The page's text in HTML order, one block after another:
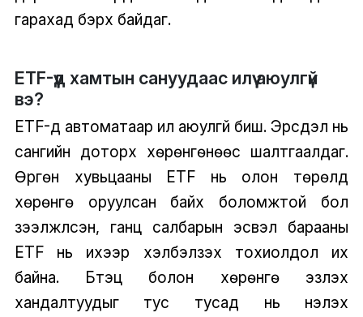
гарахад бэрх байдаг.
ETF-үүд хамтын сануудаас илүү аюулгүй
вэ?
ETF-үүд автоматаар илүү аюулгүй биш. Эрсдэл нь
сангийн доторх хөрөнгөнөөс шалтгаалдаг.
Өргөн хувьцааны ETF нь олон төрөлд
хөрөнгө оруулсан байх боломжтой бол
зээлжүүлсэн, ганц салбарын эсвэл барааны
ETF нь ихээр хэлбэлзэх тохиолдол их
байна. Бүтэц болон хөрөнгө эзлэх
хандалтуудыг тус тусад нь үнэлэх